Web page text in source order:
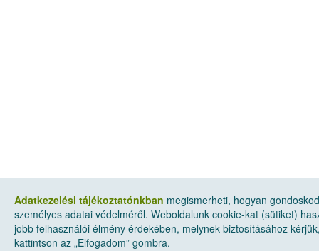
Adatkezelési tájékoztatónkban megismerheti, hogyan
személyes adatai védelméről. Weboldalunk cookie-kat (sütiket)
jobb felhasználói élmény érdekében, melynek biztosításához
kattintson az „Elfogadom” gombra.